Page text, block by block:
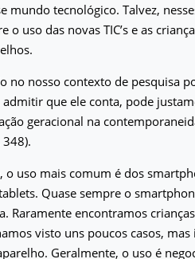
mundo tecnológico. Talvez,
uso das novas TIC’s e as
no nosso contexto de pesquisa
admitir que ele conta, pode
geracional na
o uso mais comum é dos
Quase sempre o
Raramente encontramos
visto uns poucos casos,
Geralmente, o uso é